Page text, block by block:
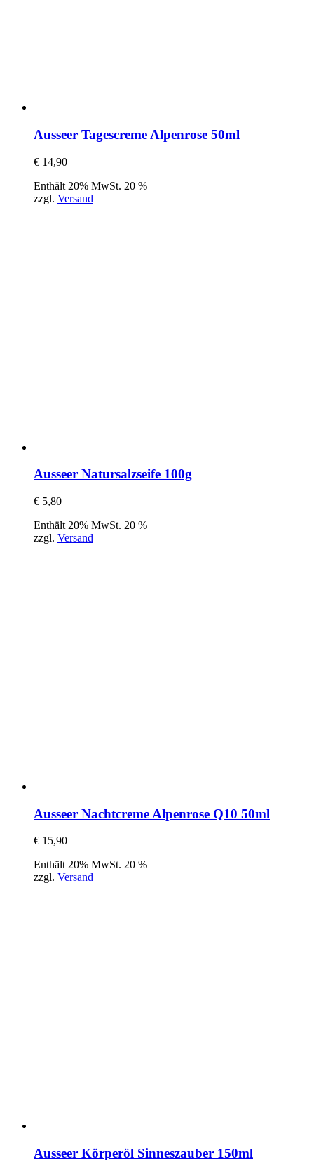
Ausseer Tagescreme Alpenrose 50ml
€ 14,90
Enthält 20% MwSt. 20 %
zzgl. Versand
Ausseer Natursalzseife 100g
€ 5,80
Enthält 20% MwSt. 20 %
zzgl. Versand
Ausseer Nachtcreme Alpenrose Q10 50ml
€ 15,90
Enthält 20% MwSt. 20 %
zzgl. Versand
Ausseer Körperöl Sinneszauber 150ml